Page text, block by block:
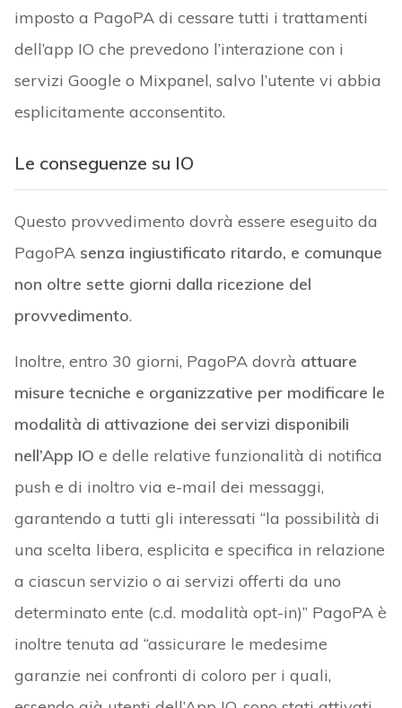
imposto a PagoPA di cessare tutti i trattamenti
dell’app IO che prevedono l’interazione con i
servizi Google o Mixpanel, salvo l’utente vi abbia
esplicitamente acconsentito.
Le conseguenze su IO
Questo provvedimento dovrà essere eseguito da
PagoPA senza ingiustificato ritardo, e comunque
non oltre sette giorni dalla ricezione del
provvedimento.
Inoltre, entro 30 giorni, PagoPA dovrà attuare
misure tecniche e organizzative per modificare le
modalità di attivazione dei servizi disponibili
nell’App IO e delle relative funzionalità di notifica
push e di inoltro via e-mail dei messaggi,
garantendo a tutti gli interessati “la possibilità di
una scelta libera, esplicita e specifica in relazione
a ciascun servizio o ai servizi offerti da uno
determinato ente (c.d. modalità opt-in)” PagoPA è
inoltre tenuta ad “assicurare le medesime
garanzie nei confronti di coloro per i quali,